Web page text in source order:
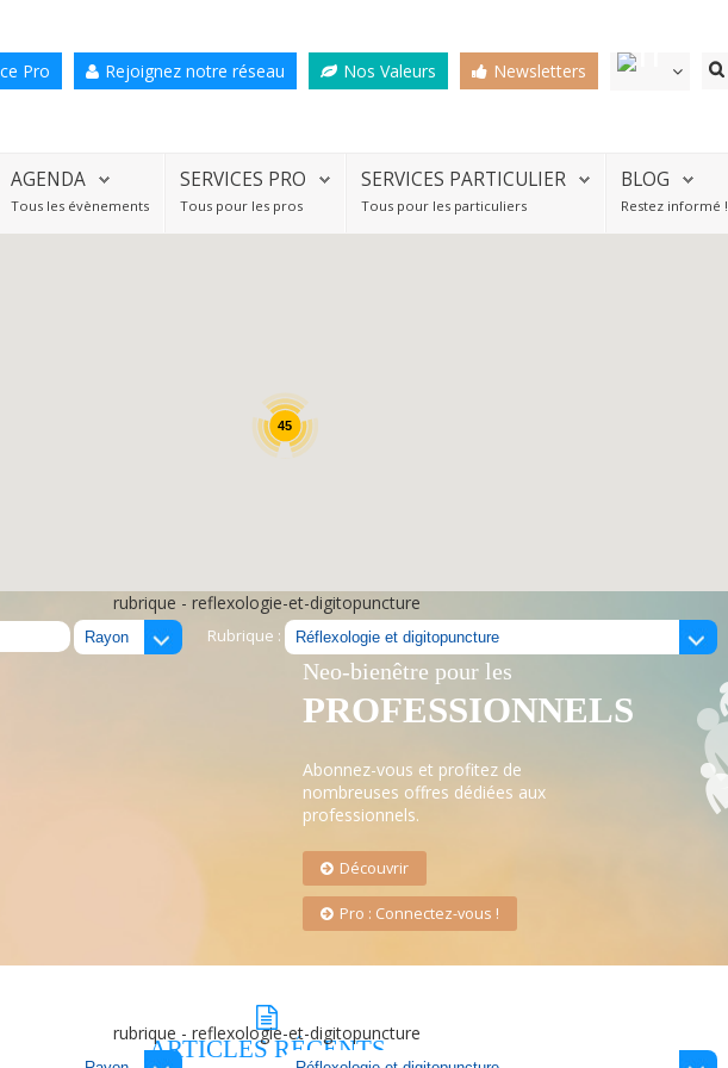
Pro Rejoignez notre réseau Nos Valeurs Newsletters
AGENDA
Tous les évènements
SERVICES PRO
Tous pour les pros
SERVICES PARTICULIER
Tous pour les particuliers
BLOG
Restez informé !
45
rubrique - reflexologie-et-digitopuncture
Rubrique :
rubrique - reflexologie-et-digitopuncture
LE RÉSEAU
Neo-bienêtre pour les
PROFESSIONNELS
Abonnez-vous et profitez de
nombreuses offres dédiées aux
professionnels.
Découvrir
Pro : Connectez-vous !
ARTICLES RÉCENTS